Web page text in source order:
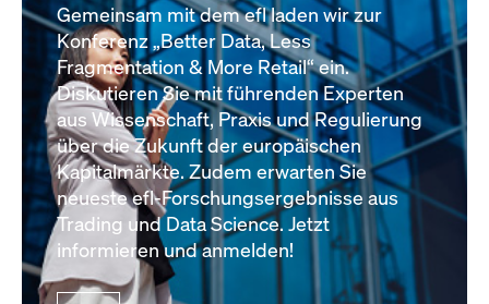
Gemeinsam mit dem efl laden wir zur
Konferenz „Better Data, Less
Fragmentation & More Retail“ ein.
Diskutieren Sie mit führenden Experten
aus Wissenschaft, Praxis und Regulierung
über die Zukunft der europäischen
Kapitalmärkte. Zudem erwarten Sie
neueste efl-Forschungsergebnisse aus
Trading und Data Science. Jetzt
informieren und anmelden!